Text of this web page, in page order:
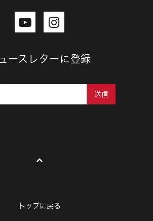
ースレターに登録
送信
トップに戻る